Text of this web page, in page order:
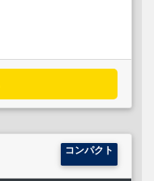
コンパクト